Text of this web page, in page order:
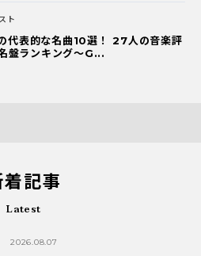
ト
代表的な名曲10選！ 27人の音楽評
盤ランキング〜G...
着記事
Latest
2026.08.07